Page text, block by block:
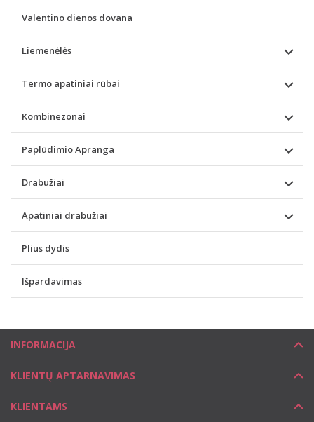
Valentino dienos dovana
Liemenėlės
Termo apatiniai rūbai
Kombinezonai
Paplūdimio Apranga
Drabužiai
Apatiniai drabužiai
Plius dydis
Išpardavimas
INFORMACIJA
KLIENTŲ APTARNAVIMAS
KLIENTAMS